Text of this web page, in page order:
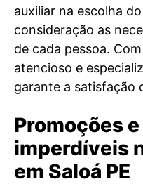
auxiliar na escolha
consideração as
de cada pessoa.
atencioso e
garante a satisfação
Promoções
imperdíveis
em Saloá PE